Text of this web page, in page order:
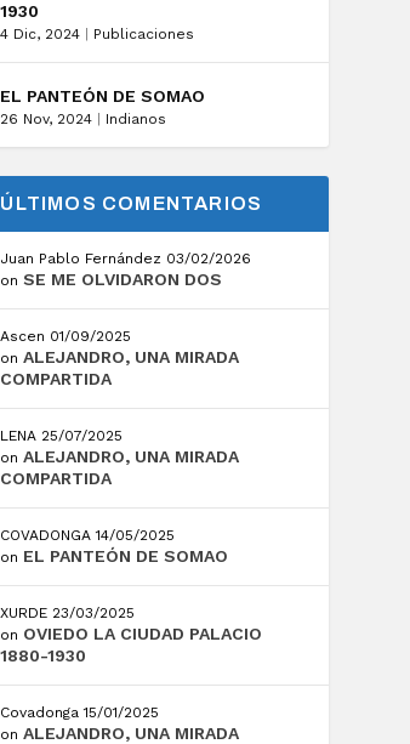
1930
4 Dic, 2024 Publicaciones
EL PANTEÓN DE SOMAO
26 Nov, 2024 Indianos
ÚLTIMOS COMENTARIOS
Juan Pablo Fernández 03/02/2026
onSE ME OLVIDARON DOS
Ascen 01/09/2025
onALEJANDRO, UNA MIRADA
COMPARTIDA
LENA 25/07/2025
onALEJANDRO, UNA MIRADA
COMPARTIDA
COVADONGA 14/05/2025
on EL PANTEÓN DE SOMAO
XURDE 23/03/2025
on OVIEDO LA CIUDAD PALACIO
1880-1930
Covadonga 15/01/2025
onALEJANDRO, UNA MIRADA